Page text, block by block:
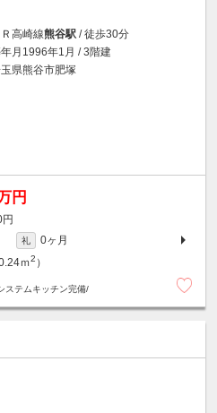
Ｒ高崎線熊谷駅 / 徒歩30分
月1996年1月 / 3階建
県熊谷市肥塚
円
礼
0ヶ月
ｍ2 ）
ステムキッチン完備/